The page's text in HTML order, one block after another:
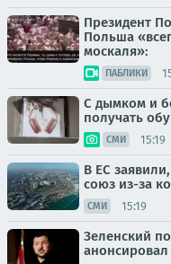
Президент
Польша
москаля»:
ПАБЛИКИ
С дымком и
получать
СМИ 15:19
В ЕС
союз из-за
СМИ 15:19
Зеленский